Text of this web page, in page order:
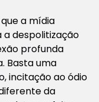
a mídia
despolitização
profunda
Basta uma
incitação ao ódio
da